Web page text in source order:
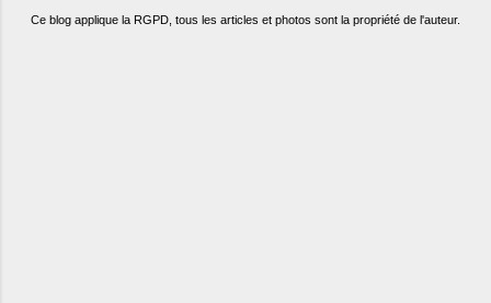
Ce blog applique la RGPD, tous les articles et photos sont la propriété de l'auteur.